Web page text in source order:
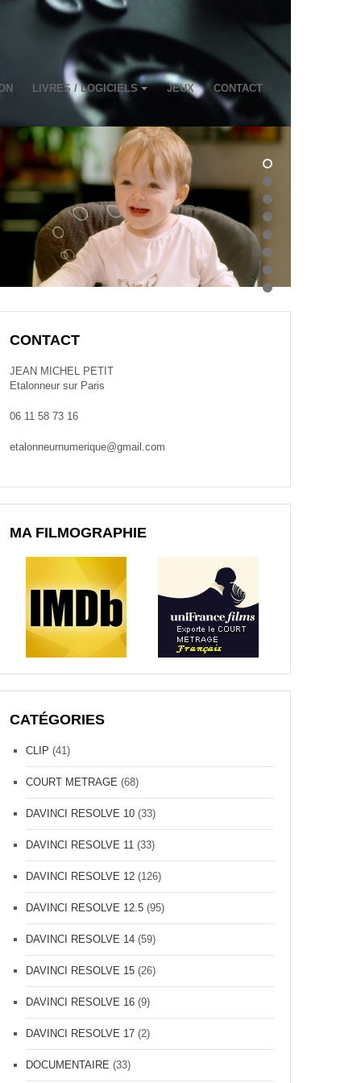
LIVRES / LOGICIELS JEUX CONTACT
CONTACT
JEAN MICHEL PETIT
Etalonneur sur Paris
06 11 58 73 16
etalonneurnumerique@gmail.com
MA FILMOGRAPHIE
CATÉGORIES
CLIP (41)
COURT METRAGE (68)
DAVINCI RESOLVE 10 (33)
DAVINCI RESOLVE 11 (33)
DAVINCI RESOLVE 12 (126)
DAVINCI RESOLVE 12.5 (95)
DAVINCI RESOLVE 14 (59)
DAVINCI RESOLVE 15 (26)
DAVINCI RESOLVE 16 (9)
DAVINCI RESOLVE 17 (2)
DOCUMENTAIRE (33)